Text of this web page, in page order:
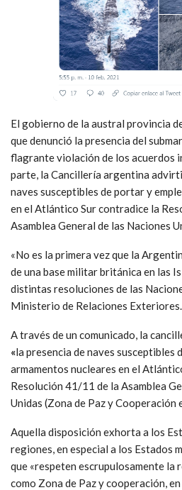
El gobierno de la austral provincia
que denunció la presencia del
flagrante violación de los acuerdos
parte, la Cancillería argentina
naves susceptibles de portar y
en el Atlántico Sur contradice la
Asamblea General de las Naciones
«No es la primera vez que la
de una base militar británica en las
distintas resoluciones de las
Ministerio de Relaciones Exteriores.
A través de un comunicado, la
«la presencia de naves susceptibles
armamentos nucleares en el
Resolución 41/11 de la Asamblea
Unidas (Zona de Paz y Cooperación
Aquella disposición exhorta a los
regiones, en especial a los Estados
que «respeten escrupulosamente la
como Zona de Paz y cooperación,